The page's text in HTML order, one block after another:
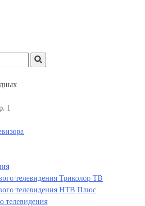
1
телевидения Триколор ТВ
телевидения НТВ Плюс
телевидения